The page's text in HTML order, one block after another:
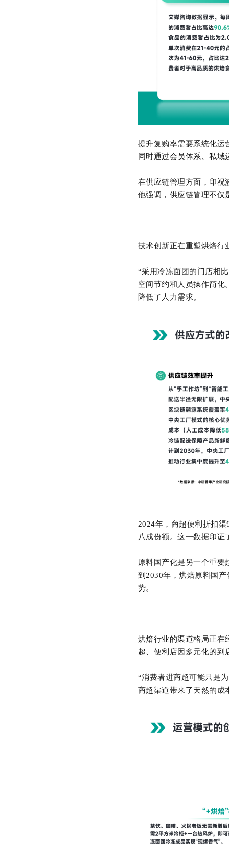
提升复购率需要系统化运
同时通过会员体系、私域
在供应链管理方面，印祝
他强调，供应链管理不仅
技术创新正在重塑烘焙行
“采用冷冻面团的门店相
空间节约和人员操作简化
降低了人力需求。
2024年，商超便利折扣
八成份额。这一数据印证
原料国产化是另一个重
到 2030年，烘焙原料国产
势。
烘焙行业的渠道格局正在
超、便利店因多元化的到
“消费者进商超可能只是
商超渠道带来了天然的成